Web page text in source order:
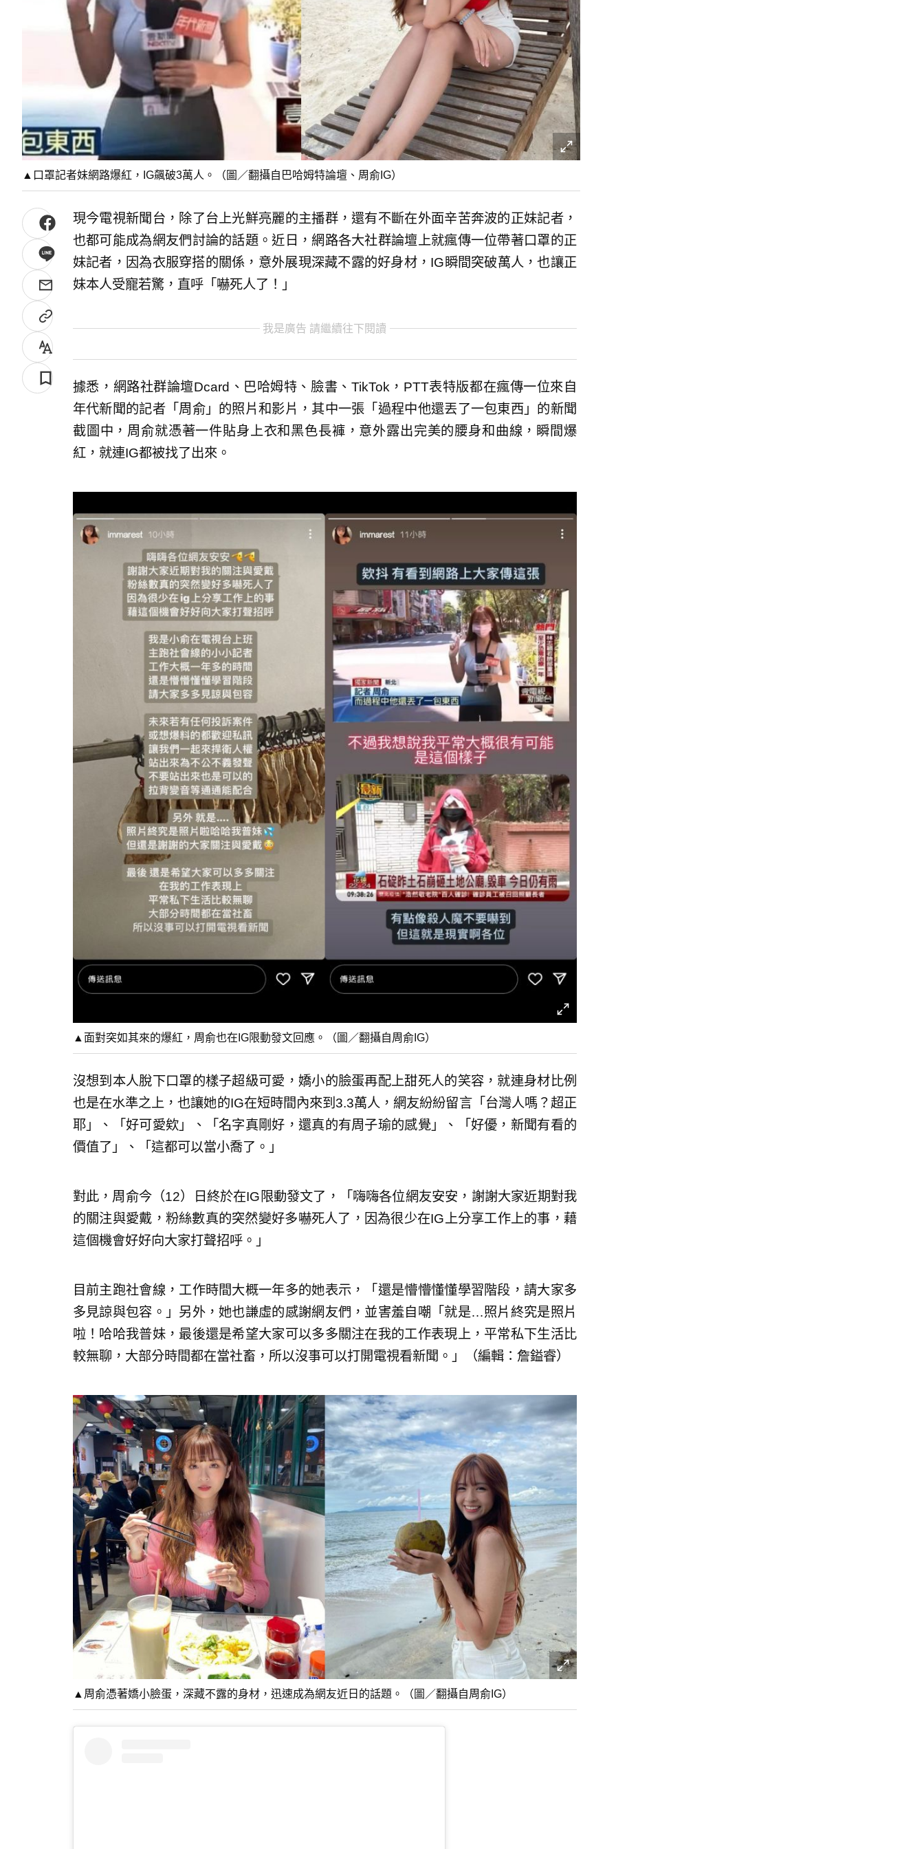
▲口罩記者妹網路爆紅，IG飆破3萬人。（圖／翻攝自巴哈姆特論壇、周俞IG）
現今電視新聞台，除了台上光鮮亮麗的主播群，還有不斷在外面辛苦奔波的正妹記者，
也都可能成為網友們討論的話題。近日，網路各大社群論壇上就瘋傳一位帶著口罩的正
妹記者，因為衣服穿搭的關係，意外展現深藏不露的好身材，IG瞬間突破萬人，也讓正
妹本人受寵若驚，直呼「嚇死人了！」
我是廣告 請繼續往下閱讀
據悉，網路社群論壇Dcard、巴哈姆特、臉書、TikTok，PTT表特版都在瘋傳一位來自
年代新聞的記者「周俞」的照片和影片，其中一張「過程中他還丟了一包東西」的新聞
截圖中，周俞就憑著一件貼身上衣和黑色長褲，意外露出完美的腰身和曲線，瞬間爆
紅，就連IG都被找了出來。
▲面對突如其來的爆紅，周俞也在IG限動發文回應。（圖／翻攝自周俞IG）
沒想到本人脫下口罩的樣子超級可愛，嬌小的臉蛋再配上甜死人的笑容，就連身材比例
也是在水準之上，也讓她的IG在短時間內來到3.3萬人，網友紛紛留言「台灣人嗎？超正
耶」、「好可愛欸」、「名字真剛好，還真的有周子瑜的感覺」、「好優，新聞有看的
價值了」、「這都可以當小喬了。」
對此，周俞今（12）日終於在IG限動發文了，「嗨嗨各位網友安安，謝謝大家近期對我
的關注與愛戴，粉絲數真的突然變好多嚇死人了，因為很少在IG上分享工作上的事，藉
這個機會好好向大家打聲招呼。」
目前主跑社會線，工作時間大概一年多的她表示，「還是懵懵懂懂學習階段，請大家多
多見諒與包容。」另外，她也謙虛的感謝網友們，並害羞自嘲「就是…照片終究是照片
啦！哈哈我普妹，最後還是希望大家可以多多關注在我的工作表現上，平常私下生活比
較無聊，大部分時間都在當社畜，所以沒事可以打開電視看新聞。」（編輯：詹鎰睿）
▲周俞憑著嬌小臉蛋，深藏不露的身材，迅速成為網友近日的話題。（圖／翻攝自周俞IG）